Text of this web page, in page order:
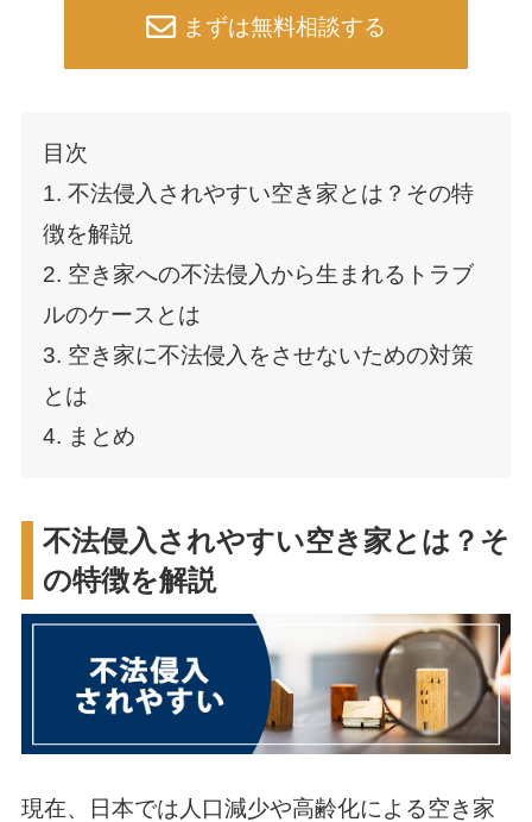
まずは無料相談する
目次
1. 不法侵入されやすい空き家とは？その特
徴を解説
2. 空き家への不法侵入から生まれるトラブ
ルのケースとは
3. 空き家に不法侵入をさせないための対策
とは
4. まとめ
不法侵入されやすい空き家とは？そ
の特徴を解説
現在、日本では人口減少や高齢化による空き家